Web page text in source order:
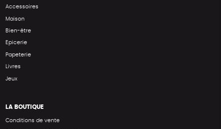
Accessoires
Maison
Bien-être
Epicerie
Papeterie
Livres
Jeux
LA BOUTIQUE
Conditions de vente